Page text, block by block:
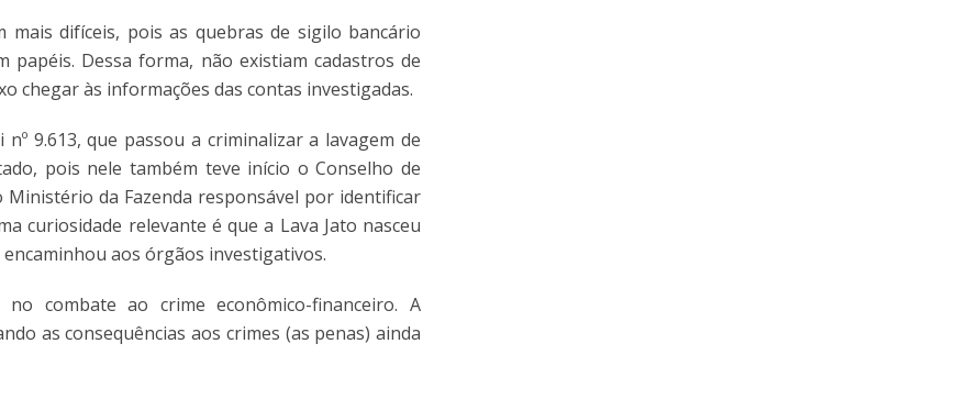
difíceis, pois as quebras de sigilo bancário
papéis. Dessa forma, não existiam cadastros de
chegar às informações das contas investigadas.
9.613, que passou a criminalizar a lavagem de
pois nele também teve início o Conselho de
da Fazenda responsável por identificar
curiosidade relevante é que a Lava Jato nasceu
encaminhou aos órgãos investigativos.
combate ao crime econômico-financeiro. A
as consequências aos crimes (as penas) ainda